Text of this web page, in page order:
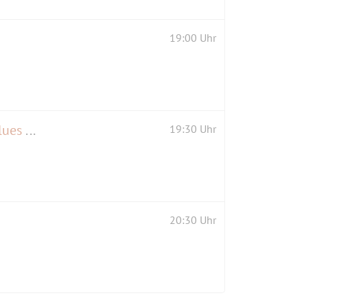
19:00 Uhr
🤩 🎶 live 🎶 im ART STALKER - ehem.RICKs Jam Session FUNK-SOUL-RockBlues 🎸Jay (Jürgen) BAILEY 19:30 Uhr
20:30 Uhr